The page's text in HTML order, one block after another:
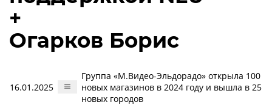
+
Огарков Борис
16.01.2025
Группа «М.Видео-Эльдорадо» открыла 100
новых магазинов в 2024 году и вышла в 25
новых городов